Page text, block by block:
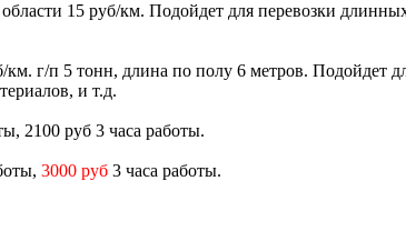
15 руб/км. Подойдет для перевозки
г/п 5 тонн, длина по полу 6 метров. Подойдет
и т.д.
2100 руб 3 часа работы.
3000 руб 3 часа работы.